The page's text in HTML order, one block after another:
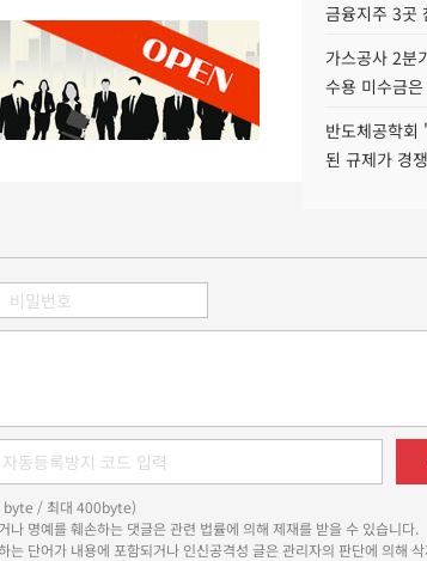
금융지주 3곳
가스공사 2분
수용 미수금
반도체공학회
된 규제가 경
byte / 최대 400byte)
나 명예를 훼손하는 댓글은 관련 법률에 의해 제재를 받을 수 있습니다.
는 단어가 내용에 포함되거나 인신공격성 글은 관리자의 판단에 의해